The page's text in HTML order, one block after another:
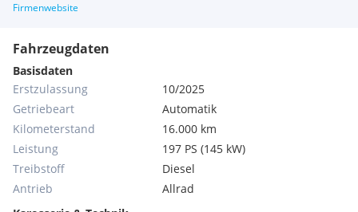
Firmenwebsite
Fahrzeugdaten
Basisdaten
Erstzulassung
10/2025
Getriebeart
Automatik
Kilometerstand
16.000 km
Leistung
197 PS (145 kW)
Treibstoff
Diesel
Antrieb
Allrad